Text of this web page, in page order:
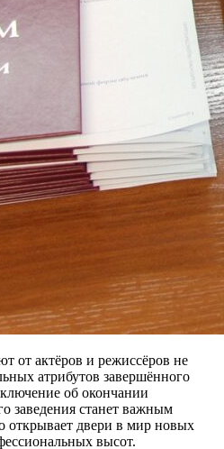
от актёров и режиссёров не
атрибутов завершённого
об окончании
заведения станет важным
открывает двери в мир новых
высот.